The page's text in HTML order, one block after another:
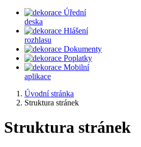
Úřední
deska
Hlášení
rozhlasu
Dokumenty
Poplatky
Mobilní
aplikace
Úvodní stránka
Struktura stránek
Struktura stránek